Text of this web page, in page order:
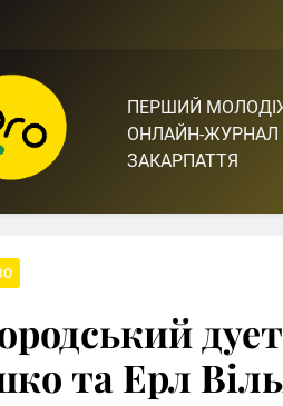
| BRO –
ПЕРШИЙ
ОНЛАЙН-ЖУРНАЛ
ЗАКАРПАТТЯ
та Ерл